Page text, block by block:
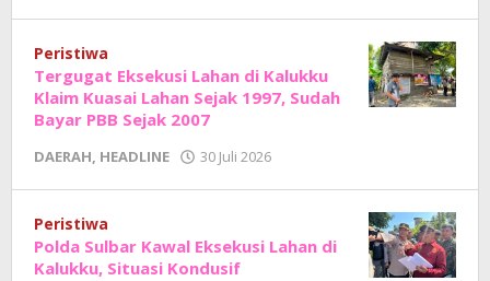
Junaedi
Peristiwa
Tergugat Eksekusi Lahan di Kalukku
Klaim Kuasai Lahan Sejak 1997, Sudah
Bayar PBB Sejak 2007
DAERAH, HEADLINE 30 Juli 2026
Junaedi
Peristiwa
Polda Sulbar Kawal Eksekusi Lahan di
Kalukku, Situasi Kondusif